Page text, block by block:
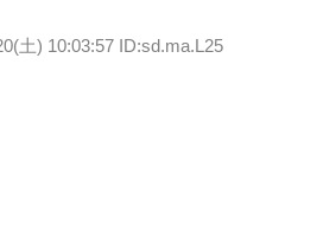
土) 10:03:57 ID:sd.ma.L25